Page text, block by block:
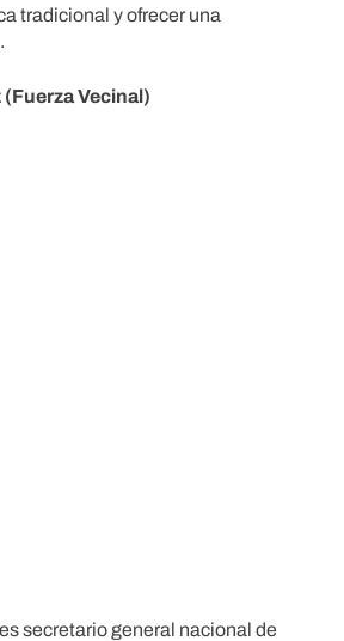
tradicional y ofrecer una
Vecinal)
secretario general nacional de